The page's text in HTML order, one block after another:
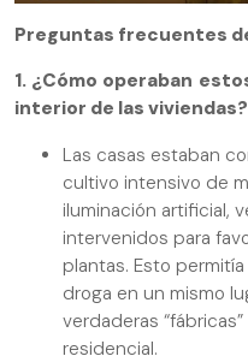
Preguntas frecuentes
1. ¿Cómo operaban
interior de las viviendas?
Las casas estaban
cultivo intensivo de
iluminación artificial,
intervenidos para
plantas. Esto
droga en un mismo
verdaderas
residencial.